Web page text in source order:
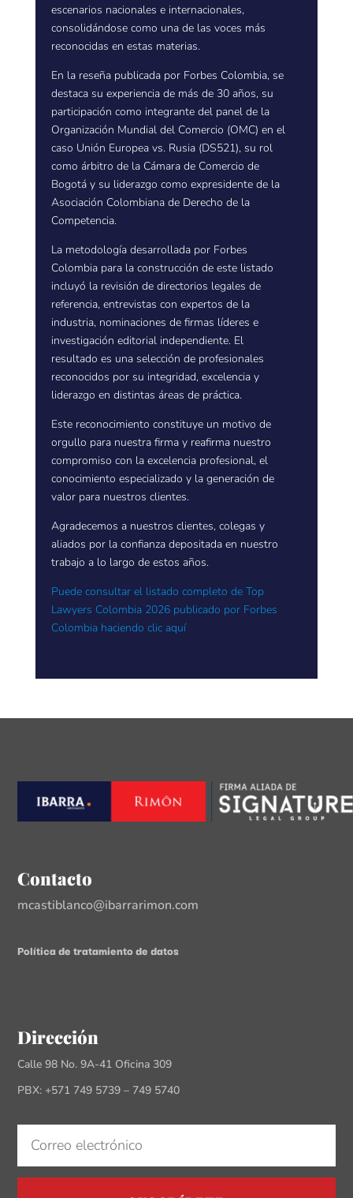
escenarios nacionales e internacionales,
consolidándose como una de las voces más
reconocidas en estas materias.
En la reseña publicada por Forbes Colombia, se
destaca su experiencia de más de 30 años, su
participación como integrante del panel de la
Organización Mundial del Comercio (OMC) en el
caso Unión Europea vs. Rusia (DS521), su rol
como árbitro de la Cámara de Comercio de
Bogotá y su liderazgo como expresidente de la
Asociación Colombiana de Derecho de la
Competencia.
La metodología desarrollada por Forbes
Colombia para la construcción de este listado
incluyó la revisión de directorios legales de
referencia, entrevistas con expertos de la
industria, nominaciones de firmas líderes e
investigación editorial independiente. El
resultado es una selección de profesionales
reconocidos por su integridad, excelencia y
liderazgo en distintas áreas de práctica.
Este reconocimiento constituye un motivo de
orgullo para nuestra firma y reafirma nuestro
compromiso con la excelencia profesional, el
conocimiento especializado y la generación de
valor para nuestros clientes.
Agradecemos a nuestros clientes, colegas y
aliados por la confianza depositada en nuestro
trabajo a lo largo de estos años.
Puede consultar el listado completo de Top
Lawyers Colombia 2026 publicado por Forbes
Colombia haciendo clic aquí
Contacto
mcastiblanco@ibarrarimon.com
Política de tratamiento de datos
Dirección
Calle 98 No. 9A-41 Oficina 309
PBX: +571 749 5739 – 749 5740